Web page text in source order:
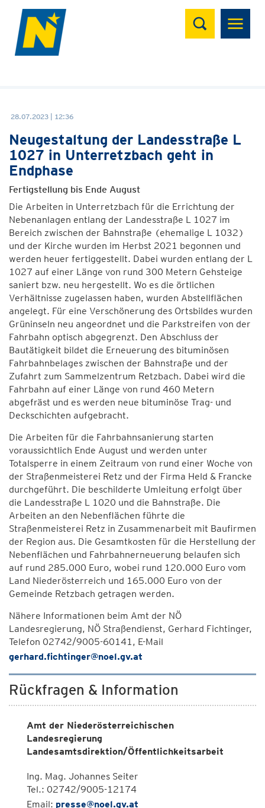
Suchen
28.07.2023 | 12:36
Neugestaltung der Landesstraße L
1027 in Unterretzbach geht in
Endphase
Fertigstellung bis Ende August
Die Arbeiten in Unterretzbach für die Errichtung der
Nebenanlagen entlang der Landesstraße L 1027 im
Bereich zwischen der Bahnstraße (ehemalige L 1032)
und der Kirche wurden im Herbst 2021 begonnen und
werden heuer fertiggestellt. Dabei wurden entlang der L
1027 auf einer Länge von rund 300 Metern Gehsteige
saniert bzw. neu hergestellt. Wo es die örtlichen
Verhältnisse zugelassen haben, wurden Abstellflächen
angelegt. Für eine Verschönerung des Ortsbildes wurden
Grüninseln neu angeordnet und die Parkstreifen von der
Fahrbahn optisch abgegrenzt. Den Abschluss der
Bautätigkeit bildet die Erneuerung des bituminösen
Fahrbahnbelages zwischen der Bahnstraße und der
Zufahrt zum Sammelzentrum Retzbach. Dabei wird die
Fahrbahn auf einer Länge von rund 460 Metern
abgefräst und es werden neue bituminöse Trag- und
Deckschichten aufgebracht.
Die Arbeiten für die Fahrbahnsanierung starten
voraussichtlich Ende August und werden unter
Totalsperre in einem Zeitraum von rund einer Woche von
der Straßenmeisterei Retz und der Firma Held & Francke
durchgeführt. Die beschilderte Umleitung erfolgt über
die Landesstraße L 1020 und die Bahnstraße. Die
Arbeiten an den Nebenflächen führte die
Straßenmeisterei Retz in Zusammenarbeit mit Baufirmen
der Region aus. Die Gesamtkosten für die Herstellung der
Nebenflächen und Fahrbahnerneuerung belaufen sich
auf rund 285.000 Euro, wobei rund 120.000 Euro vom
Land Niederösterreich und 165.000 Euro von der
Gemeinde Retzbach getragen werden.
Nähere Informationen beim Amt der NÖ
Landesregierung, NÖ Straßendienst, Gerhard Fichtinger,
Telefon 02742/9005-60141, E-Mail
gerhard.fichtinger@noel.gv.at
Rückfragen & Information
Amt der Niederösterreichischen
Landesregierung
Landesamtsdirektion/Öffentlichkeitsarbeit
Ing. Mag. Johannes Seiter
Tel.: 02742/9005-12174
Email: presse@noel.gv.at